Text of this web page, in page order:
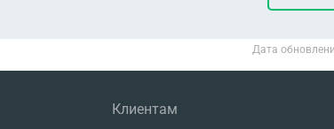
Дата
Клиентам